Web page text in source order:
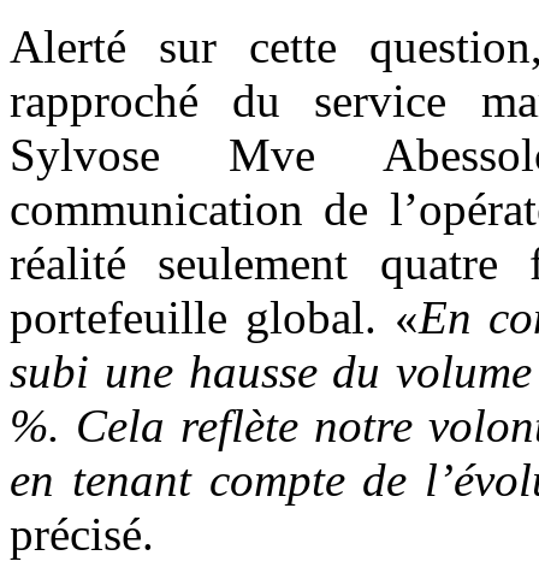
Alerté sur cette
rapproché du service
Sylvose Mve
communication de
réalité seulement
portefeuille global. «En
subi une hausse du
%. Cela reflète notre
en tenant compte de
précisé.